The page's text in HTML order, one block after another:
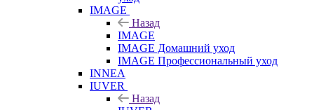
IMAGE
Назад
IMAGE
IMAGE Домашний уход
IMAGE Профессиональный уход
INNEA
IUVER
Назад